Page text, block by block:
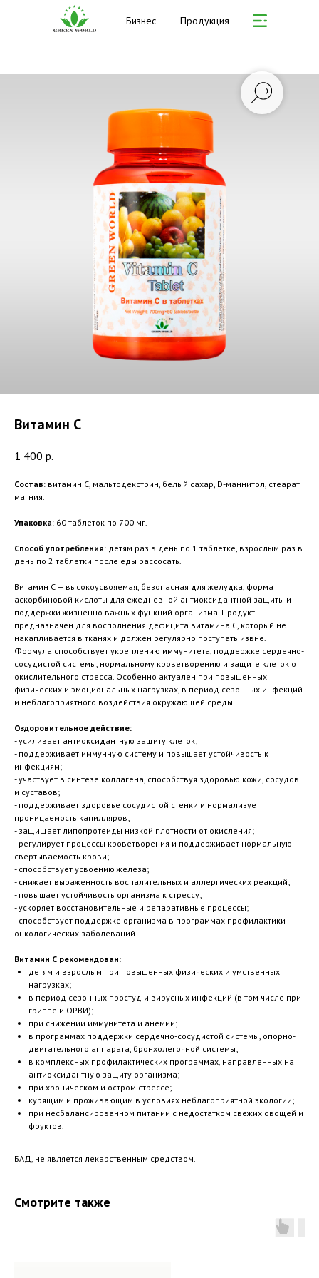
Бизнес Продукция
Витамин С
1 400 р.
Состав: витамин С, мальтодекстрин, белый сахар, D-маннитол, стеарат
магния.
Упаковка: 60 таблеток по 700 мг.
Способ употребления: детям раз в день по 1 таблетке, взрослым раз в
день по 2 таблетки после еды рассосать.
Витамин С — высокоусвояемая, безопасная для желудка, форма
аскорбиновой кислоты для ежедневной антиоксидантной защиты и
поддержки жизненно важных функций организма. Продукт
предназначен для восполнения дефицита витамина С, который не
накапливается в тканях и должен регулярно поступать извне.
Формула способствует укреплению иммунитета, поддержке сердечно-
сосудистой системы, нормальному кроветворению и защите клеток от
окислительного стресса. Особенно актуален при повышенных
физических и эмоциональных нагрузках, в период сезонных инфекций
и неблагоприятного воздействия окружающей среды.
Оздоровительное действие:
- усиливает антиоксидантную защиту клеток;
- поддерживает иммунную систему и повышает устойчивость к
инфекциям;
- участвует в синтезе коллагена, способствуя здоровью кожи, сосудов
и суставов;
- поддерживает здоровье сосудистой стенки и нормализует
проницаемость капилляров;
- защищает липопротеиды низкой плотности от окисления;
- регулирует процессы кроветворения и поддерживает нормальную
свертываемость крови;
- способствует усвоению железа;
- снижает выраженность воспалительных и аллергических реакций;
- повышает устойчивость организма к стрессу;
- ускоряет восстановительные и репаративные процессы;
- способствует поддержке организма в программах профилактики
онкологических заболеваний.
Витамин С рекомендован:
детям и взрослым при повышенных физических и умственных
нагрузках;
в период сезонных простуд и вирусных инфекций (в том числе при
гриппе и ОРВИ);
при снижении иммунитета и анемии;
в программах поддержки сердечно-сосудистой системы, опорно-
двигательного аппарата, бронхолегочной системы;
в комплексных профилактических программах, направленных на
антиоксидантную защиту организма;
при хроническом и остром стрессе;
курящим и проживающим в условиях неблагоприятной экологии;
при несбалансированном питании с недостатком свежих овощей и
фруктов.
БАД, не является лекарственным средством.
Смотрите также